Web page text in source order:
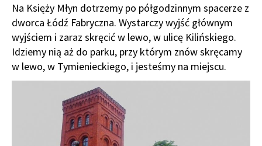
Na Księży Młyn dotrzemy po półgodzinnym spacerze z
dworca Łódź Fabryczna. Wystarczy wyjść głównym
wyjściem i zaraz skręcić w lewo, w ulicę Kilińskiego.
Idziemy nią aż do parku, przy którym znów skręcamy
w lewo, w Tymienieckiego, i jesteśmy na miejscu.